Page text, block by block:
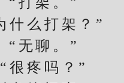
么打架？”
聊。”
疼吗？”